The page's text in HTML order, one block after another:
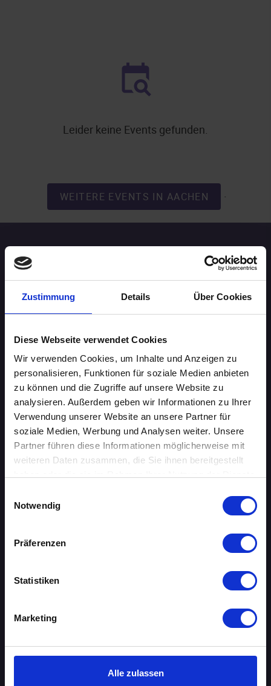
Zustimmung Details Über Cookies
Diese Webseite verwendet Cookies
Wir verwenden Cookies, um Inhalte und Anzeigen zu
personalisieren, Funktionen für soziale Medien anbieten
zu können und die Zugriffe auf unsere Website zu
analysieren. Außerdem geben wir Informationen zu Ihrer
Verwendung unserer Website an unsere Partner für
soziale Medien, Werbung und Analysen weiter. Unsere
Partner führen diese Informationen möglicherweise mit
weiteren Daten zusammen, die Sie ihnen bereitgestellt
Notwendig
Präferenzen
Statistiken
Marketing
Alle zulassen
Leider keine Events gefunden.
WEITERE EVENTS IN AACHEN .
Speed-Dating Events
ÜBERSICHT
AUGSBURG
BERLIN
BIELEFELD
BRAUNSCHWEIG
BREMEN
DRESDEN
ERFURT
HAMBURG